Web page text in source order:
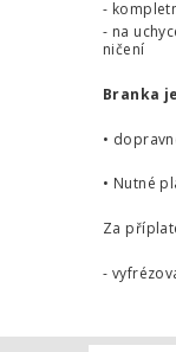
-
- na
ničení
Branka
•
• Nutné
Za
-